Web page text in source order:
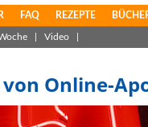
FAQ REZEPTE
Video
Online-